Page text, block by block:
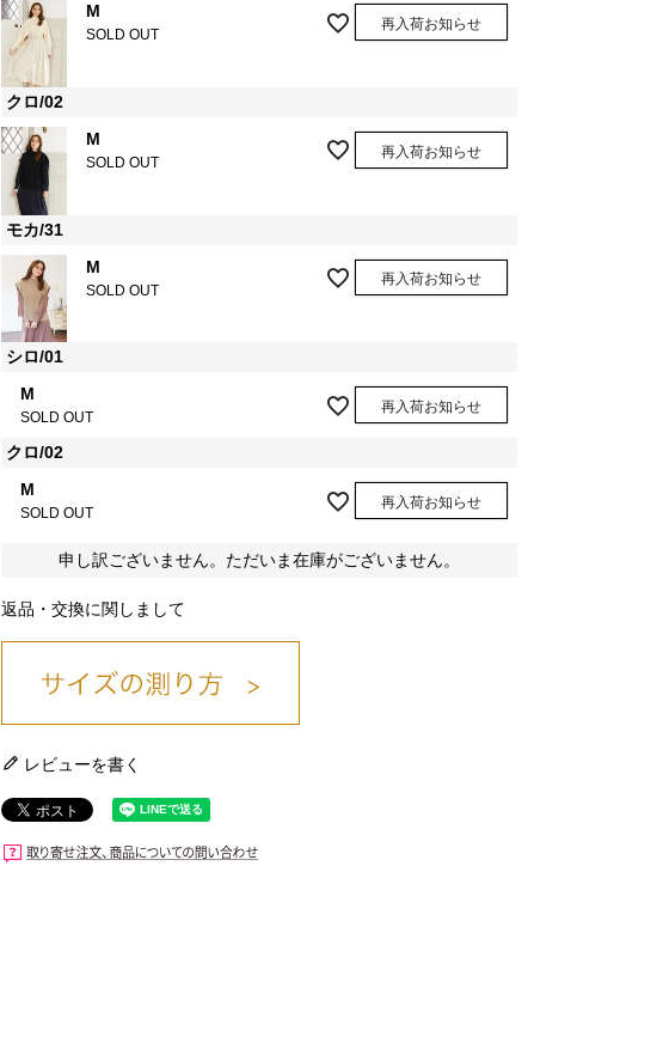
M
SOLD OUT
再入荷お知らせ
クロ/02
M
SOLD OUT
再入荷お知らせ
モカ/31
M
SOLD OUT
再入荷お知らせ
シロ/01
M
SOLD OUT
再入荷お知らせ
クロ/02
M
SOLD OUT
再入荷お知らせ
申し訳ございません。ただいま在庫がございません。
返品・交換に関しまして
レビューを書く